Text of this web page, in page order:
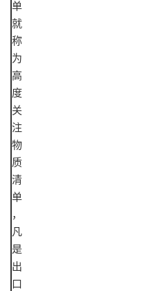
单
就
称
为
高
度
关
注
物
质
清
单
，
凡
是
出
口